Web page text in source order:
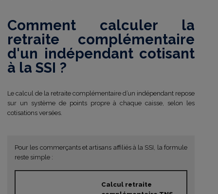
Comment calculer la
retraite complémentaire
d'un indépendant cotisant
à la SSI ?
Le calcul de la retraite complémentaire d’un indépendant repose
sur un système de points propre à chaque caisse, selon les
cotisations versées.
Pour les commerçants et artisans affiliés à la SSI, la formule
reste simple :
Calcul retraite